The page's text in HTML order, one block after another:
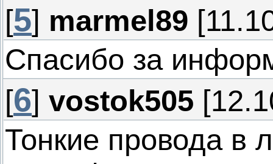
[5] marmel89
Спасибо за
[6] vostok505
Тонкие провода в